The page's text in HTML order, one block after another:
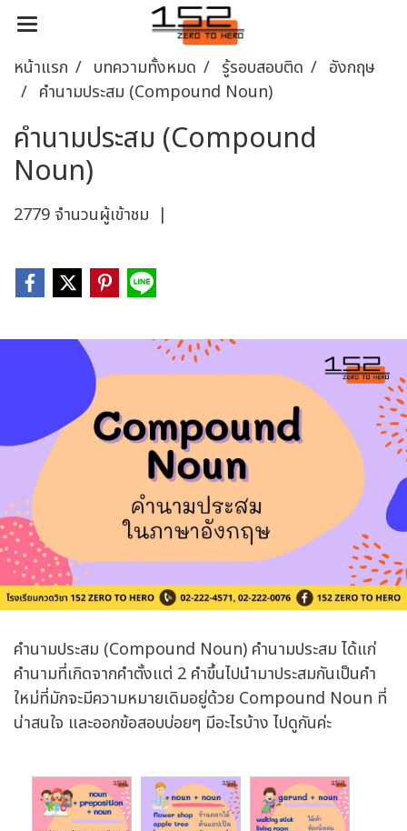
หน้าแรก บทความทั้งหมด รู้รอบสอบติด
อังกฤษ
คำนามประสม (Compound Noun)
คำนามประสม (Compound
Noun)
2779 จำนวนผู้เข้าชม |
คำนามประสม (Compound Noun) คำนามประสม ได้แก่
คำนามที่เกิดจากคำตั้งแต่ 2 คำขึ้นไปนำมาประสมกันเป็นคำ
ใหม่ที่มักจะมีความหมายเดิมอยู่ด้วย Compound Noun ที่
น่าสนใจ และออกข้อสอบบ่อยๆ มีอะไรบ้าง ไปดูกันค่ะ